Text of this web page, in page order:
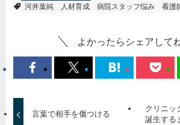
河井葉純
人材育成 病院スタッフ悩み 看護
よかったらシェアして
言葉で相手を傷つける
クリニッ
誕生す